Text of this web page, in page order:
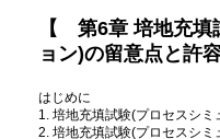
【 第6章培地充填
ョン)の留意点と許
はじめに
1. 培地充填試験(プロセスシ
2. 培地充填試験(プロセスシ